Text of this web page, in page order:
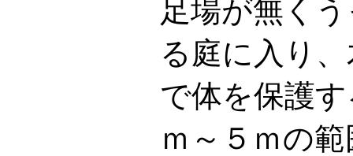
足場が無く
る庭に入り
で体を保護
ｍ～５ｍの